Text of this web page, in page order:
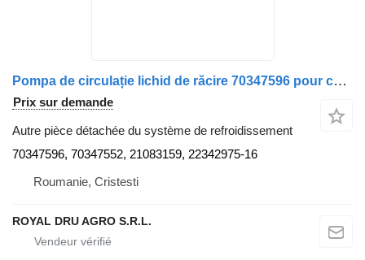
Pompa de circulație lichid de răcire 70347596 pour camion Valeo pentru Scania (70347596, 70347552, 21083159, 22342975)
Prix sur demande
Autre pièce détachée du système de refroidissement
70347596, 70347552, 21083159, 22342975-16
Roumanie, Cristesti
ROYAL DRU AGRO S.R.L.